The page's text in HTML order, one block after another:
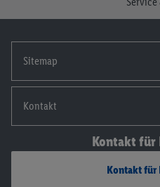
Sitemap
Kontakt
Kontakt für
Kontakt für